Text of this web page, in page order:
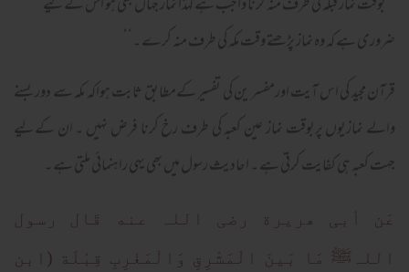
’’بوقت نماز قبلہ کی طرف منہ کرنا واجب ہے لہذا نماز جہاں بھی ہو اس کےلیے
ضروری ہے کہ وہ نماز پڑھتے وقت مکہ کی طرف منہ کرے ۔‘‘
قرآن مجید کی اس آیت اورمفسر ین کی تفسیر کےمطابق ثابت ہواکہ مکہ سے دور بسنے
والے نمازیوں پربوقت نماز عین کعبہ کی طرف رخ کرنا فرض نہیں ۔ ان کےلیے
جہت کعبہ ہی کفایت کرتی ہے ۔ احادیث رسول میں بھی یہی راہنمائی ملتی ہے ۔
عَن أبی ھریرة رضی اللہ عنه قَال رسول
اللہﷺ مَا بَینَ الْمَشْرِقِ وَالْمَغْرِبِ قِبْلَة (ابن